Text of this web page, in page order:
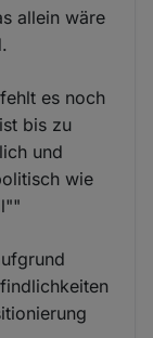
allein wäre
es noch
bis zu
und
wie